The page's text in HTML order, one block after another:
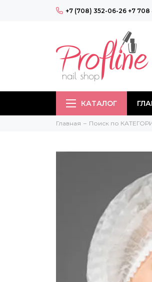
+7 (708) 352-06-26 +7
КАТАЛОГ
Главная Поиск по